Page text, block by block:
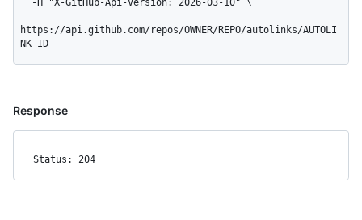
https://api.github.com/repos/OWNER/REPO/autolinks/AUTOLI
NK_ID
Response
Status: 204